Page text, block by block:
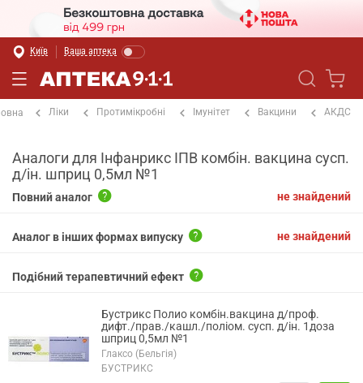
Київ Ваша аптека
Ліки Протимікробні Імунітет Вакцини АКДС
Аналоги для Інфанрикс ІПВ комбін. вакцина сусп.
д/ін. шприц 0,5мл №1
не знайдений
Повний аналог
не знайдений
Аналог в інших формах випуску
Подібний терапевтичний ефект
Бустрикс Полио комбін.вакцина д/проф.
дифт./прав./кашл./поліом. сусп. д/ін. 1доза
шприц 0,5мл №1
Глаксо (Бельгія)
БУСТРИКС